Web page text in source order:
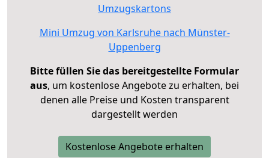
Umzugskartons
Mini Umzug von Karlsruhe nach Münster-
Uppenberg
Bitte füllen Sie das bereitgestellte Formular
aus, um kostenlose Angebote zu erhalten, bei
denen alle Preise und Kosten transparent
dargestellt werden
Kostenlose Angebote erhalten